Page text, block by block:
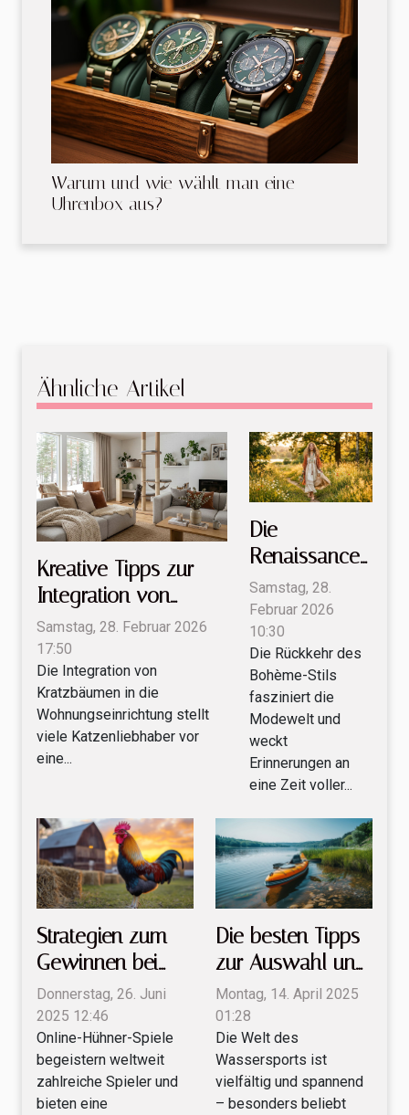
Warum und wie wählt man eine
Uhrenbox aus?
Ähnliche Artikel
Kreative Tipps zur
Integration von
Kratzbäumen in Ihre
Wohnungseinrichtung
Samstag, 28. Februar 2026
17:50
Die Integration von
Kratzbäumen in die
Wohnungseinrichtung stellt
viele Katzenliebhaber vor
eine...
Die
Renaissance
des Bohème-
Stils in der
modernen
Modewelt?
Samstag, 28.
Februar 2026
10:30
Die Rückkehr des
Bohème-Stils
fasziniert die
Modewelt und
weckt
Erinnerungen an
eine Zeit voller...
Strategien zum
Gewinnen bei
Online-Hühner-
Spielen: Ein
Leitfaden
Donnerstag, 26. Juni
2025 12:46
Online-Hühner-Spiele
begeistern weltweit
zahlreiche Spieler und
bieten eine
Die besten Tipps
zur Auswahl und
Pflege von
aufblasbaren
Kajaks
Montag, 14. April 2025
01:28
Die Welt des
Wassersports ist
vielfältig und spannend
– besonders beliebt